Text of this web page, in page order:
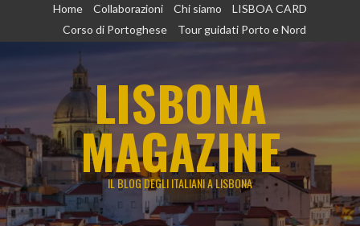
Home Collaborazioni Chi siamo
LISBOA CARD
Corso di Portoghese
Tour guidati Porto e Nord
LISBONA
MAGAZINE
IL BLOG DEGLI ITALIANI A LISBONA